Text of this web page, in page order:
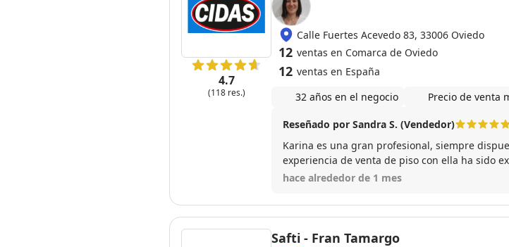
4.7
(118 res.)
Calle Fuertes Acevedo 83, 33006 Oviedo
12 ventas en Comarca de Oviedo
12 ventas en España
32 años en el negocio
Precio de venta
Reseñado por Sandra S. (Vendedor)
Karina es una gran profesional, siempre
experiencia de venta de piso con ella ha sido
hace alrededor de 1 mes
Safti - Fran Tamargo